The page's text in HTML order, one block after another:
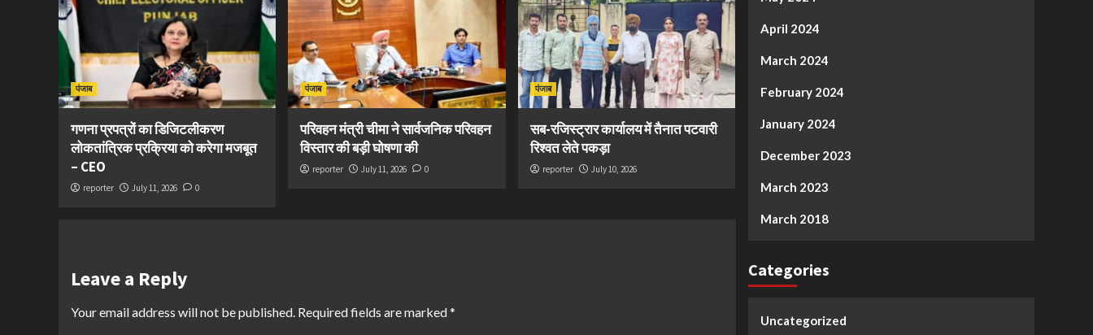
पंजाब
गणना प्रपत्रों का डिजिटलीकरण
लोकतांत्रिक प्रक्रिया को करेगा मजबूत
– CEO
reporter July 11, 2026 0
पंजाब
परिवहन मंत्री चीमा ने सार्वजनिक परिवहन
विस्तार की बड़ी घोषणा की
reporter July 11, 2026 0
पंजाब
सब-रजिस्ट्रार कार्यालय में तैनात पटवारी
रिश्वत लेते पकड़ा
reporter July 10, 2026
Leave a Reply
Your email address will not be published. Required fields are marked*
April 2024
March 2024
February 2024
January 2024
December 2023
March 2023
March 2018
Categories
Uncategorized